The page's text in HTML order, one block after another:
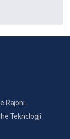
Rajoni
Teknologji